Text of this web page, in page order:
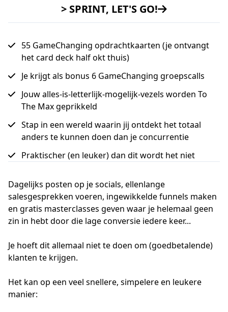
> SPRINT, LET'S GO!
55 GameChanging opdrachtkaarten (je ontvangt
het card deck half okt thuis)
Je krijgt als bonus 6 GameChanging groepscalls
Jouw alles-is-letterlijk-mogelijk-vezels worden To
The Max geprikkeld
Stap in een wereld waarin jij ontdekt het totaal
anders te kunnen doen dan je concurrentie
Praktischer (en leuker) dan dit wordt het niet
Dagelijks posten op je socials, ellenlange
salesgesprekken voeren, ingewikkelde funnels maken
en gratis masterclasses geven waar je helemaal geen
zin in hebt door die lage conversie iedere keer...
Je hoeft dit allemaal niet te doen om (goedbetalende)
klanten te krijgen.
Het kan op een veel snellere, simpelere en leukere
manier: